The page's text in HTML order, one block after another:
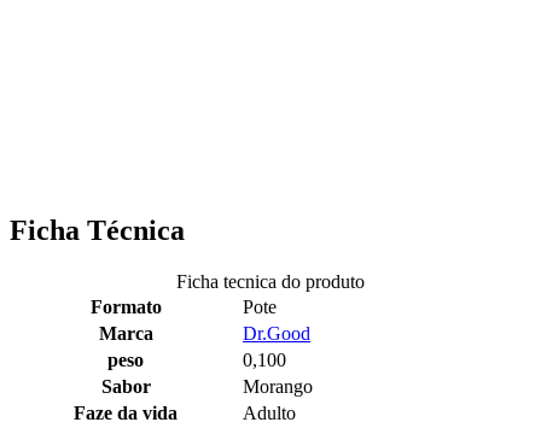
Ficha Técnica
Ficha tecnica do produto
Formato
Pote
Marca
Dr.Good
peso
0,100
Sabor
Morango
Faze da vida
Adulto